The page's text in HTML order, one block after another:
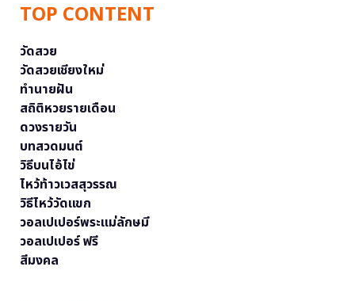
TOP CONTENT
วัดสวย
วัดสวยเชียงใหม่
ทำนายฝัน
สถิติหวยรายเดือน
ดวงรายวัน
บทสวดมนต์
วิธีบนไอ้ไข่
ไหว้ท้าวเวสสุวรรณ
วิธีไหว้วัดแขก
วอลเปเปอร์พระแม่ลักษมี
วอลเปเปอร์ ฟรี
สีมงคล